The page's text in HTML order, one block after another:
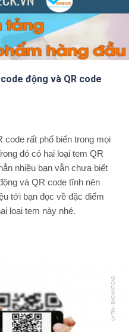
động và QR code
code rất phổ biến trong mọi
đó có hai loại tem QR
nhiều bạn vẫn chưa biết
và QR code tĩnh nên
tới bạn đọc về đặc điểm
loại tem này nhé.